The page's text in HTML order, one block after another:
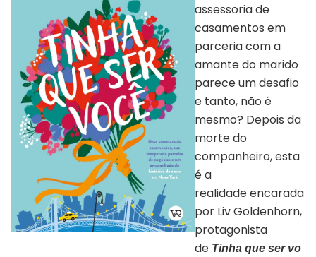
assessoria de
casamentos em
parceria com a
amante do marido
parece um desafio
e tanto, não é
mesmo? Depois da
morte do
companheiro, esta
é a
realidade encarada
por Liv Goldenhorn,
protagonista
de Tinha que ser vo